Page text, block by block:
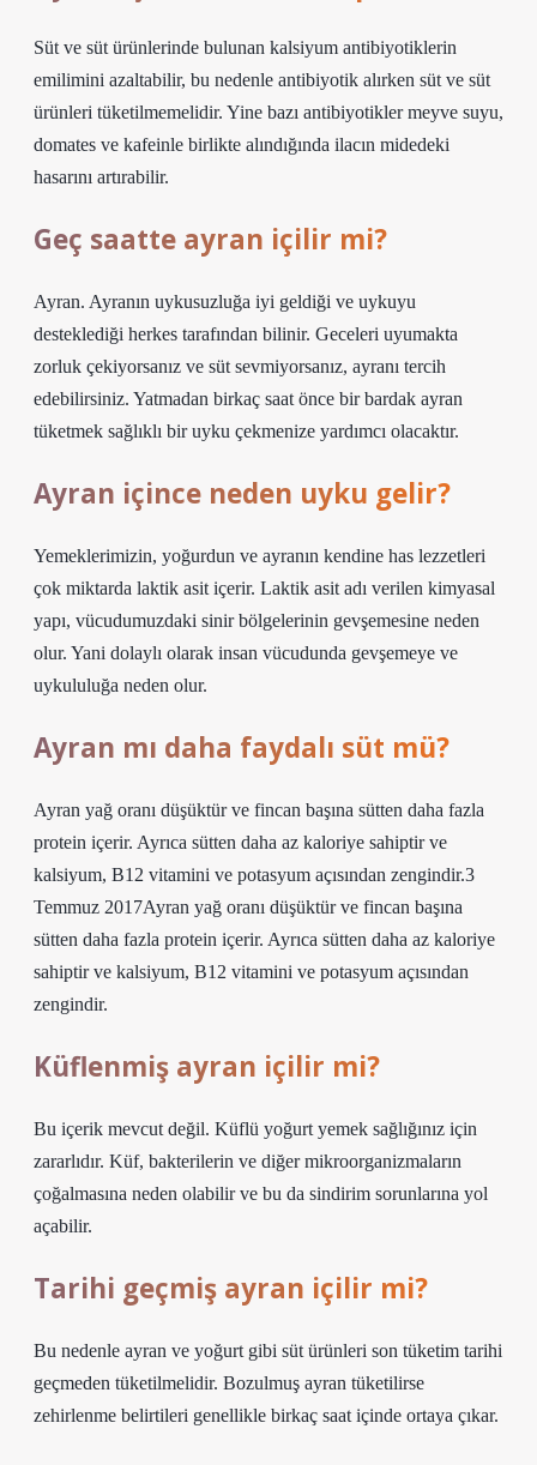
Süt ve süt ürünlerinde bulunan kalsiyum antibiyotiklerin
emilimini azaltabilir, bu nedenle antibiyotik alırken süt ve süt
ürünleri tüketilmemelidir. Yine bazı antibiyotikler meyve suyu,
domates ve kafeinle birlikte alındığında ilacın midedeki
hasarını artırabilir.
Geç saatte ayran içilir mi?
Ayran. Ayranın uykusuzluğa iyi geldiği ve uykuyu
desteklediği herkes tarafından bilinir. Geceleri uyumakta
zorluk çekiyorsanız ve süt sevmiyorsanız, ayranı tercih
edebilirsiniz. Yatmadan birkaç saat önce bir bardak ayran
tüketmek sağlıklı bir uyku çekmenize yardımcı olacaktır.
Ayran içince neden uyku gelir?
Yemeklerimizin, yoğurdun ve ayranın kendine has lezzetleri
çok miktarda laktik asit içerir. Laktik asit adı verilen kimyasal
yapı, vücudumuzdaki sinir bölgelerinin gevşemesine neden
olur. Yani dolaylı olarak insan vücudunda gevşemeye ve
uykululuğa neden olur.
Ayran mı daha faydalı süt mü?
Ayran yağ oranı düşüktür ve fincan başına sütten daha fazla
protein içerir. Ayrıca sütten daha az kaloriye sahiptir ve
kalsiyum, B12 vitamini ve potasyum açısından zengindir.3
Temmuz 2017Ayran yağ oranı düşüktür ve fincan başına
sütten daha fazla protein içerir. Ayrıca sütten daha az kaloriye
sahiptir ve kalsiyum, B12 vitamini ve potasyum açısından
zengindir.
Küflenmiş ayran içilir mi?
Bu içerik mevcut değil. Küflü yoğurt yemek sağlığınız için
zararlıdır. Küf, bakterilerin ve diğer mikroorganizmaların
çoğalmasına neden olabilir ve bu da sindirim sorunlarına yol
açabilir.
Tarihi geçmiş ayran içilir mi?
Bu nedenle ayran ve yoğurt gibi süt ürünleri son tüketim tarihi
geçmeden tüketilmelidir. Bozulmuş ayran tüketilirse
zehirlenme belirtileri genellikle birkaç saat içinde ortaya çıkar.